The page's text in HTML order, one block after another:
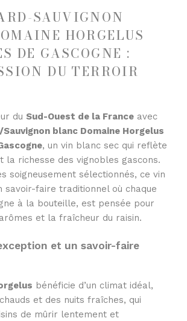
SAUVIGNON
HORGELUS
DE GASCOGNE :
DU TERROIR
du Sud-Ouest de la France avec
blanc Domaine Horgelus
, un vin blanc sec qui reflète
la richesse des vignobles gascons.
soigneusement sélectionnés, ce vin
savoir-faire traditionnel où chaque
à la bouteille, est pensée pour
et la fraîcheur du raisin.
et un savoir-faire
bénéficie d’un climat idéal,
et des nuits fraîches, qui
de mûrir lentement et